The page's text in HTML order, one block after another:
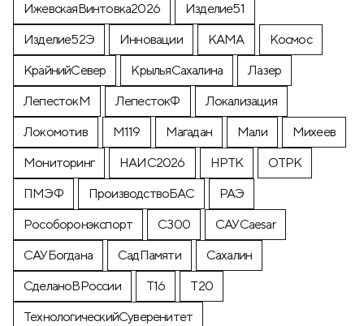
ИжевскаяВинтовка2026
Изделие51
Изделие52Э
Инновации КАМА
Космос
КрайнийСевер
КрыльяСахалина
Лазер
ЛепестокМ
ЛепестокФ
Локализация
Локомотив
М119 Магадан Мали
Михеев
Мониторинг
НАИС2026 НРТК
ОТРК
ПМЭФ
ПроизводствоБАС
РАЭ
Рособоронэкспорт
С300
САУCaesar
САУБогдана
СадПамяти
Сахалин
СделаноВРоссии
Т16
Т20
ТехнологическийСуверенитет